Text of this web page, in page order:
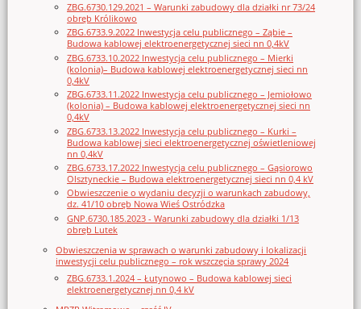
ZBG.6730.129.2021 – Warunki zabudowy dla działki nr 73/24
obręb Królikowo
ZBG.6733.9.2022 Inwestycja celu publicznego – Ząbie –
Budowa kablowej elektroenergetycznej sieci nn 0,4kV
ZBG.6733.10.2022 Inwestycja celu publicznego – Mierki
(kolonia)– Budowa kablowej elektroenergetycznej sieci nn
0,4kV
ZBG.6733.11.2022 Inwestycja celu publicznego – Jemiołowo
(kolonia) – Budowa kablowej elektroenergetycznej sieci nn
0,4kV
ZBG.6733.13.2022 Inwestycja celu publicznego – Kurki –
Budowa kablowej sieci elektroenergetycznej oświetleniowej
nn 0,4kV
ZBG.6733.17.2022 Inwestycja celu publicznego – Gąsiorowo
Olsztyneckie – Budowa elektroenergetycznej sieci nn 0,4 kV
Obwieszczenie o wydaniu decyzji o warunkach zabudowy,
dz. 41/10 obręb Nowa Wieś Ostródzka
GNP.6730.185.2023 - Warunki zabudowy dla działki 1/13
obręb Lutek
Obwieszczenia w sprawach o warunki zabudowy i lokalizacji
inwestycji celu publicznego – rok wszczęcia sprawy 2024
ZBG.6733.1.2024 – Łutynowo – Budowa kablowej sieci
elektroenergetycznej nn 0,4 kV